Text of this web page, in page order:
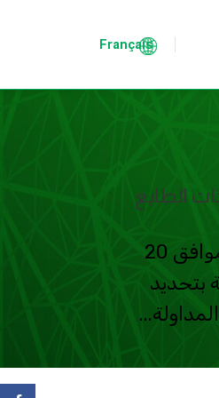
Français
الطابع
أصدرت سلطة حماية البيانات ذات الطابع الشخصي يوم الأربعاء الموافق 20
رقم 001/2024 المتعلقة بتحديد